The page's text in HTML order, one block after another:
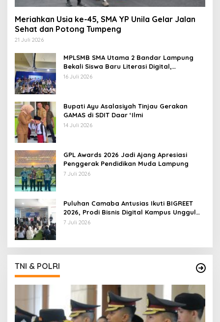
Meriahkan Usia ke-45, SMA YP Unila Gelar Jalan
Sehat dan Potong Tumpeng
21 Juli 2026
MPLSMB SMA Utama 2 Bandar Lampung
Bekali Siswa Baru Literasi Digital,
Jurnalistik, dan Etika Bermedia Sosial
16 Juli 2026
Bupati Ayu Asalasiyah Tinjau Gerakan
GAMAS di SDIT Daar ‘Ilmi
14 Juli 2026
GPL Awards 2026 Jadi Ajang Apresiasi
Penggerak Pendidikan Muda Lampung
7 Juli 2026
Puluhan Camaba Antusias Ikuti BIGREET
2026, Prodi Bisnis Digital Kampus Unggul
IIB Darmajaya Hadirkan Deretan
7 Juli 2026
TNI & POLRI